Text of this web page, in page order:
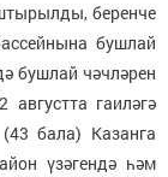
беренче
бушлай
бушлай чәчләрен
гаиләгә
бала) Казанга
үзәгендә һәм